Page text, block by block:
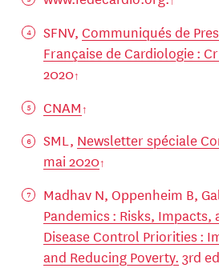
SFNV, Communiqués de
Française de Cardiologie :
2020
CNAM
SML, Newsletter spéciale
mai 2020
Madhav N, Oppenheim B,
Pandemics : Risks,
Disease Control Priorities :
and Reducing Poverty. 3rd